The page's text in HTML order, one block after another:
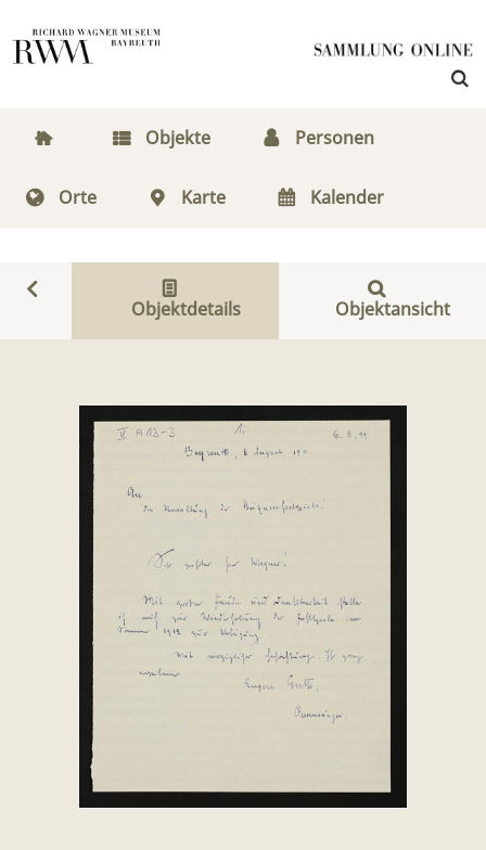
Objekte Personen
Orte Karte Kalender
Objektdetails Objektansicht